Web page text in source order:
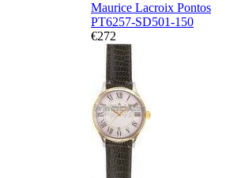
Maurice Lacroix Pontos
PT6257-SD501-150
€272